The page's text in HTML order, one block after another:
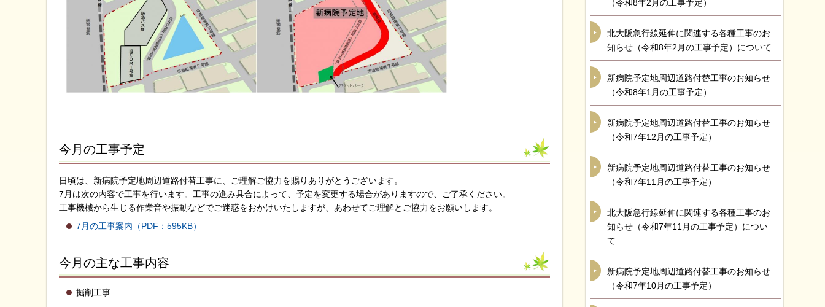
今月の工事予定
日頃は、新病院予定地周辺道路付替工事に、ご理解ご協力を賜りありがとうございます。
7月は次の内容で工事を行います。工事の進み具合によって、予定を変更する場合がありますので、ご了承ください。
工事機械から生じる作業音や振動などでご迷惑をおかけいたしますが、あわせてご理解とご協力をお願いします。
7月の工事案内（PDF：595KB）
今月の主な工事内容
掘削工事
（令和8年2月の工事予定）
北大阪急行線延伸に関連する各種工事のお
知らせ（令和8年2月の工事予定）について
新病院予定地周辺道路付替工事のお知らせ
（令和8年1月の工事予定）
新病院予定地周辺道路付替工事のお知らせ
（令和7年12月の工事予定）
新病院予定地周辺道路付替工事のお知らせ
（令和7年11月の工事予定）
北大阪急行線延伸に関連する各種工事のお
知らせ（令和7年11月の工事予定）につい
て
新病院予定地周辺道路付替工事のお知らせ
（令和7年10月の工事予定）